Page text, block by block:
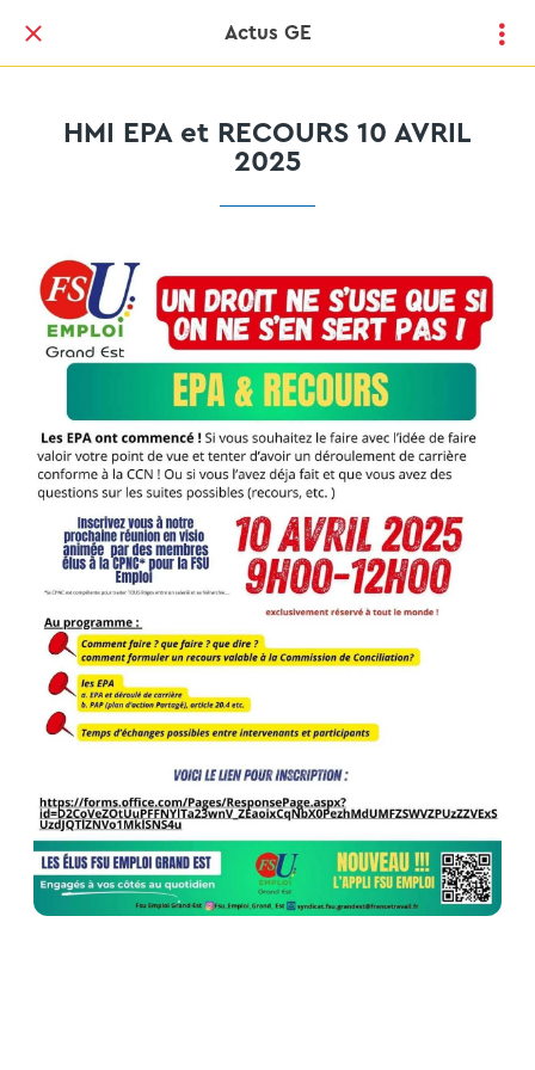
Actus GE
HMI EPA et RECOURS 10 AVRIL
2025